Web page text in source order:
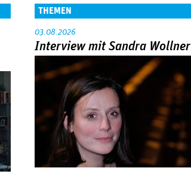
THEMEN
03.08.2026
Interview mit Sandra Wollner